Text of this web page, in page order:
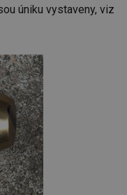
úniku vystaveny, viz